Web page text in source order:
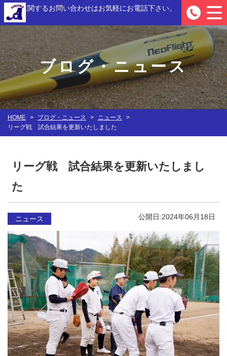
入部に関するお問い合わせはお気軽にお電話下さい。
ブログ・ニュース
HOME > ブログ・ニュース > ニュース
>
リーグ戦 試合結果を更新いたしました
リーグ戦 試合結果を更新いたしまし
た
ニュース 公開日:2024年06月18日